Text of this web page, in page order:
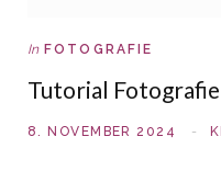
In FOTOGRAFIE
Tutorial
8. NOVEMBER 2024